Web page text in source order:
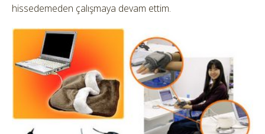
hissedemeden çalışmaya devam ettim.